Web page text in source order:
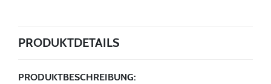
PRODUKTDETAILS
PRODUKTBESCHREIBUNG: